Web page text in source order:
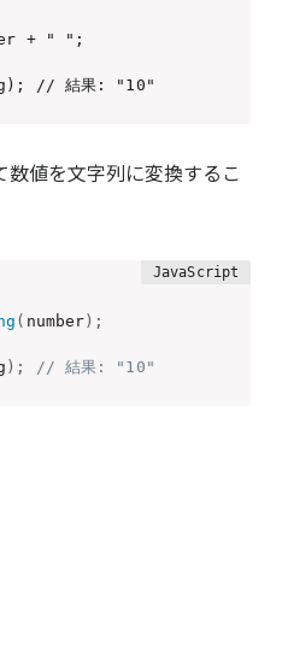
+ " ";
// 結果: "10"
数値を文字列に変換するこ
( number ) ;
) ; // 結果: "10"